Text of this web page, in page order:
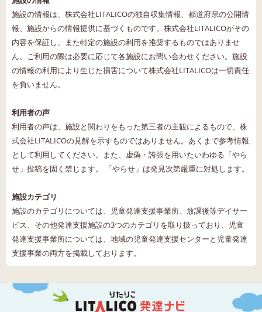
施設の情報は、株式会社LITALICOの独自収集情報、都道府県の公開情
報、施設からの情報提供に基づくものです。株式会社LITALICOがその
内容を保証し、また特定の施設の利用を推奨するものではありませ
ん。ご利用の際は必要に応じて各施設にお問い合わせください。施設
の情報の利用により生じた損害について株式会社LITALICOは一切責任
を負いません。
利用者の声
利用者の声は、施設と関わりをもった第三者の主観によるもので、株
式会社LITALICOの見解を示すものではありません。あくまで参考情報
として利用してください。また、虚偽・誇張を用いたいわゆる「やら
せ」投稿を固く禁じます。 「やらせ」は発見次第厳重に対処します。
施設カテゴリ
施設のカテゴリについては、児童発達支援事業所、放課後等デイサー
ビス、その他発達支援施設の3つのカテゴリを取り扱っており、児童
発達支援事業所については、地域の児童発達支援センターと児童発達
支援事業の両方を掲載しております。